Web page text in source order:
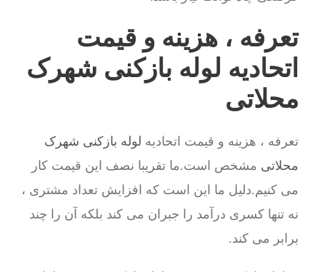
تعرفه ، هزینه و قیمت
اتحادیه لوله بازکنی شهرک
محلاتی
تعرفه ، هزینه و قیمت اتحادیه لوله بازکنی شهرک
محلاتی مشخص است.ما تقریبا نصف این قیمت کار
می کنیم.دلیل ما این است که افزایش تعداد مشتری ،
نه تنها کسری درآمد را جبران می کند بلکه آن را چند
برابر می کند.